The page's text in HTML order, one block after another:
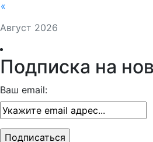
Август 2026
«
Подписка на
Ваш email: